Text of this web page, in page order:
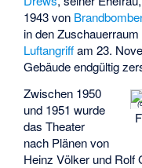
1943 von
in den
Luftangriffam 23.
Gebäude endgültig
Zwischen 1950
und 1951 wurde
das Theater
nach Plänen von
Heinz Völker und Rolf